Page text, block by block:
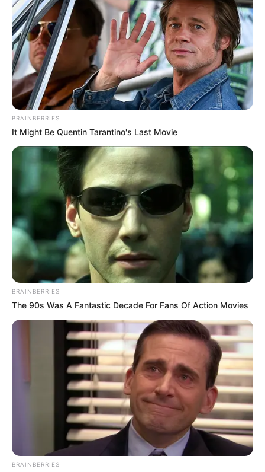
Mint ismert, a Digitális Polgári Körök tagjai
másodszor is kiléptek az online térből, hogy
személyesen találkozzanak egy nagyszabású
eseményen.
Az Olimpiai Sportparkban gyűltek össze, ahol
többek között Szijjártó Péter külügyminiszter is
beszédet mondott, és Orbán Viktor kormányfő is
részt vett egy beszélgetésen.
BRAINBERRIES
It Might Be Quentin Tarantino's Last Movie
BRAINBERRIES
The 90s Was A Fantastic Decade For Fans Of Action Movies
BRAINBERRIES